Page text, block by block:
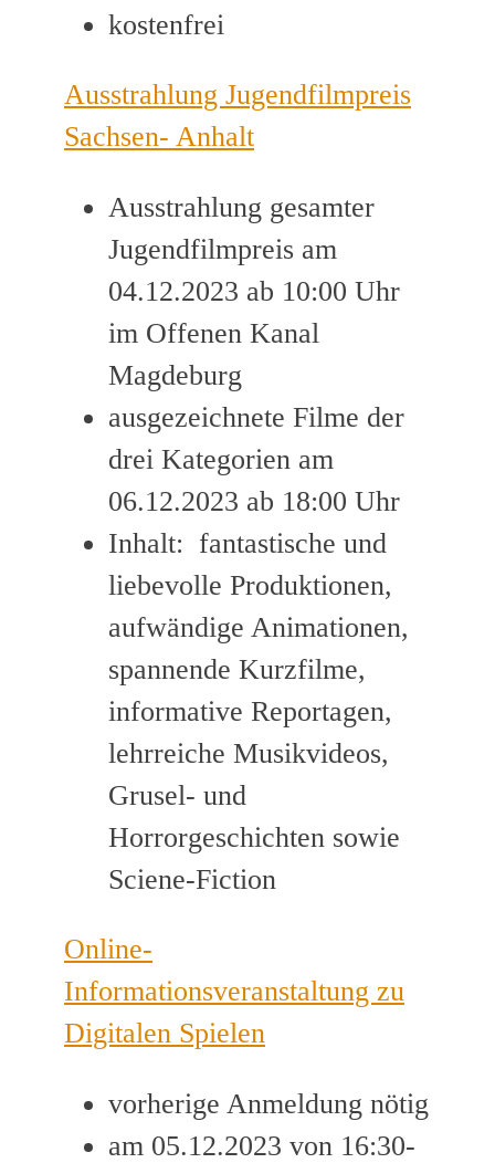
kostenfrei
Ausstrahlung Jugendfilmpreis
Sachsen- Anhalt
Ausstrahlung gesamter
Jugendfilmpreis am
04.12.2023 ab 10:00 Uhr
im Offenen Kanal
Magdeburg
ausgezeichnete Filme der
drei Kategorien am
06.12.2023 ab 18:00 Uhr
Inhalt: fantastische und
liebevolle Produktionen,
aufwändige Animationen,
spannende Kurzfilme,
informative Reportagen,
lehrreiche Musikvideos,
Grusel- und
Horrorgeschichten sowie
Sciene-Fiction
Online-
Informationsveranstaltung zu
Digitalen Spielen
vorherige Anmeldung nötig
am 05.12.2023 von 16:30-